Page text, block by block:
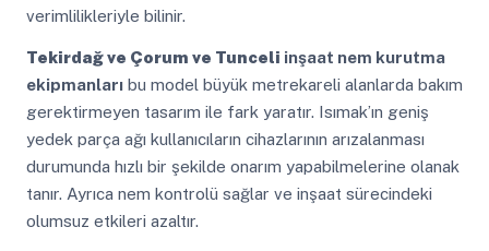
verimlilikleriyle bilinir.
Tekirdağ ve Çorum ve Tunceli inşaat nem kurutma
ekipmanlarıbu model büyük metrekareli alanlarda bakım
gerektirmeyen tasarım ile fark yaratır. Isımak’ın geniş
yedek parça ağı kullanıcıların cihazlarının arızalanması
durumunda hızlı bir şekilde onarım yapabilmelerine olanak
tanır. Ayrıca nem kontrolü sağlar ve inşaat sürecindeki
olumsuz etkileri azaltır.